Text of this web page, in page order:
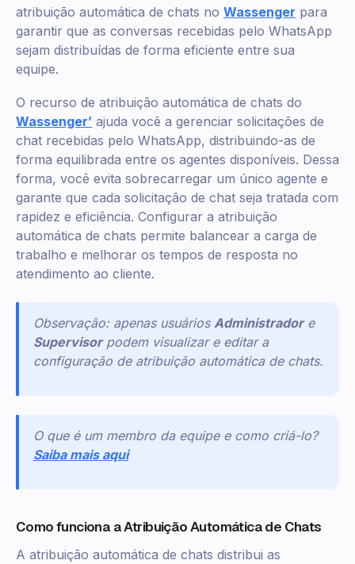
atribuição automática de chats no Wassenger para
garantir que as conversas recebidas pelo WhatsApp
sejam distribuídas de forma eficiente entre sua
equipe.
O recurso de atribuição automática de chats do
Wassenger’ ajuda você a gerenciar solicitações de
chat recebidas pelo WhatsApp, distribuindo-as de
forma equilibrada entre os agentes disponíveis. Dessa
forma, você evita sobrecarregar um único agente e
garante que cada solicitação de chat seja tratada com
rapidez e eficiência. Configurar a atribuição
automática de chats permite balancear a carga de
trabalho e melhorar os tempos de resposta no
atendimento ao cliente.
Observação: apenas usuários Administradore
Supervisorpodem visualizar e editar a
configuração de atribuição automática de chats.
O que é um membro da equipe e como criá-lo?
Saiba mais aqui
Como funciona a Atribuição Automática de Chats
A atribuição automática de chats distribui as